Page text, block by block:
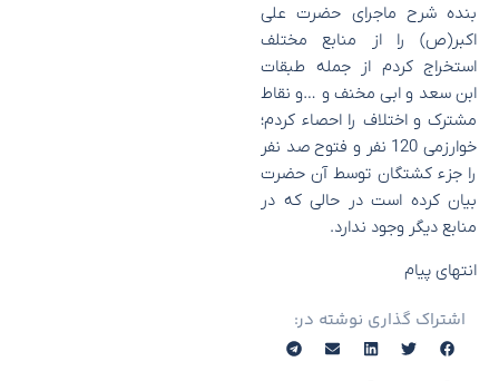
بنده شرح ماجرای حضرت علی
اکبر(ص) را از منابع مختلف
استخراج کردم از جمله طبقات
ابن سعد و ابی مخنف و …و نقاط
مشترک و اختلاف را احصاء کردم؛
خوارزمی 120 نفر و فتوح صد نفر
را جزء کشتگان توسط آن حضرت
بیان کرده است در حالی که در
منابع دیگر وجود ندارد.
انتهای پیام
اشتراک گذاری نوشته در: